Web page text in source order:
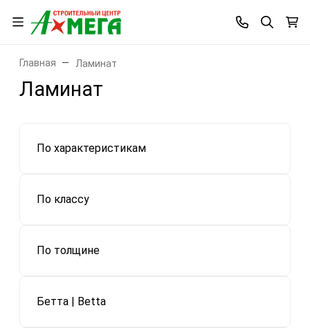
Главная Ламинат
Ламинат
По характеристикам
По классу
По толщине
Бетта | Betta